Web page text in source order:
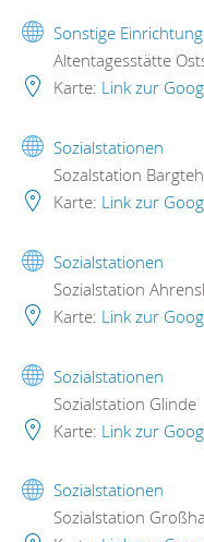
Sonstige
Altentagesstätte
Karte: Link zur
Sozialstationen
Sozalstation
Karte: Link zur
Sozialstationen
Sozialstation
Karte: Link zur
Sozialstationen
Sozialstation Glinde
Karte: Link zur
Sozialstationen
Sozialstation